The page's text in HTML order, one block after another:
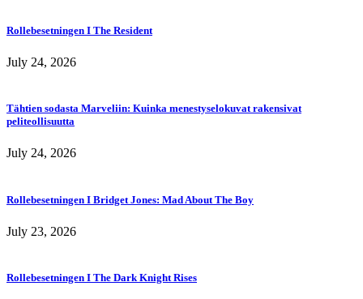
Rollebesetningen I The Resident
July 24, 2026
Tähtien sodasta Marveliin: Kuinka menestyselokuvat rakensivat
peliteollisuutta
July 24, 2026
Rollebesetningen I Bridget Jones: Mad About The Boy
July 23, 2026
Rollebesetningen I The Dark Knight Rises